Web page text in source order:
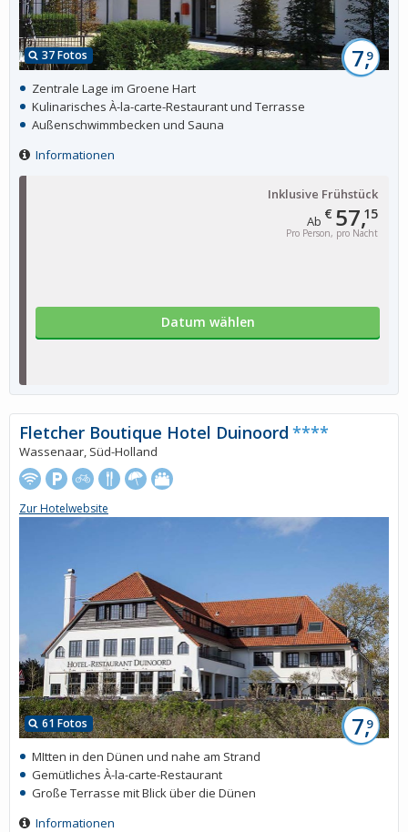
Ab € 57,15
Pro Person, pro Nacht
Inklusive Frühstück
Datum wählen
37 Fotos 7,9
Zentrale Lage im Groene Hart
Kulinarisches À-la-carte-Restaurant und Terrasse
Außenschwimmbecken und Sauna
Informationen
61 Fotos 7,9
Fletcher Boutique Hotel Duinoord ****
Wassenaar, Süd-Holland
Zur Hotelwebsite
MItten in den Dünen und nahe am Strand
Gemütliches À-la-carte-Restaurant
Große Terrasse mit Blick über die Dünen
Informationen